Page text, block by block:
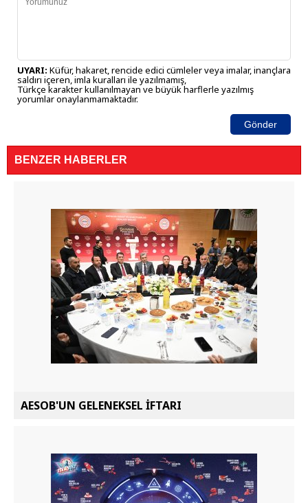
UYARI: Küfür, hakaret, rencide edici cümleler veya imalar, inançlara
saldırı içeren, imla kuralları ile yazılmamış,
Türkçe karakter kullanılmayan ve büyük harflerle yazılmış
yorumlar onaylanmamaktadır.
Gönder
BENZER HABERLER
AESOB'UN GELENEKSEL İFTARI